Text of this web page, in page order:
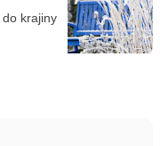
krajiny